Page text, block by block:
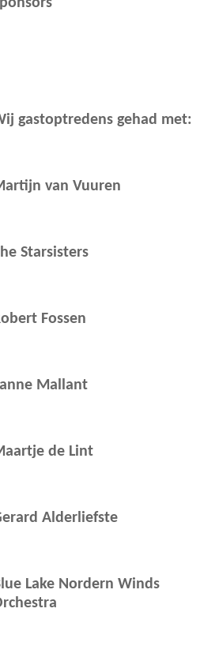
gastoptredens gehad met:
van Vuuren
Starsisters
Fossen
Mallant
de Lint
Alderliefste
Lake Nordern Winds